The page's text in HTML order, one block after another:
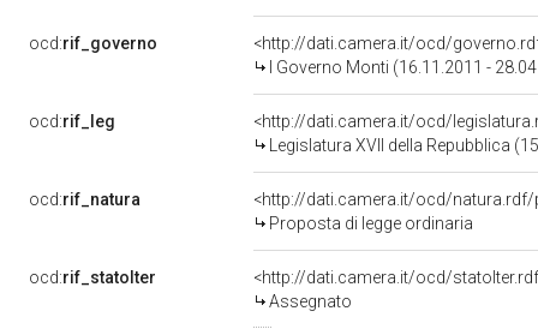
ocd:rif_governo
<http://dati.camera.it/ocd/
I Governo Monti (16.11.2011 -
ocd:rif_leg
<http://dati.camera.it/ocd/
Legislatura XVII della Repubblica
ocd:rif_natura
<http://dati.camera.it/ocd/natura.rdf/
Proposta di legge ordinaria
ocd:rif_statoIter
<http://dati.camera.it/ocd/
Assegnato